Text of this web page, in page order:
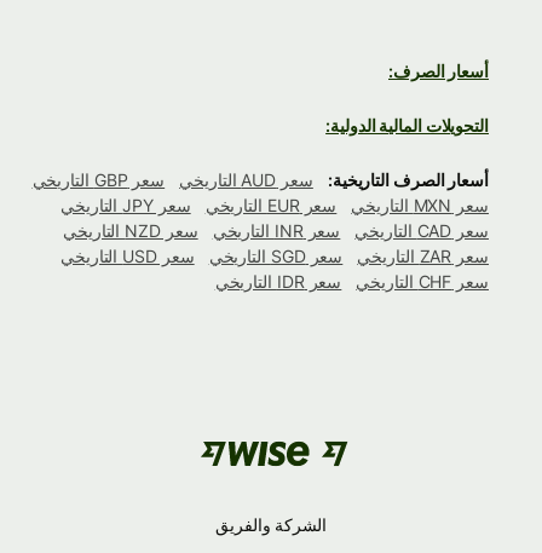
أسعار الصرف:
التحويلات المالية الدولية:
أسعار الصرف التاريخية: سعر AUD التاريخي
سعر GBP التاريخي
سعر MXN التاريخي
سعر EUR التاريخي
سعر JPY التاريخي
سعر CAD التاريخي
سعر INR التاريخي
سعر NZD التاريخي
سعر ZAR التاريخي
سعر SGD التاريخي
سعر USD التاريخي
سعر CHF التاريخي
سعر IDR التاريخي
الشركة والفريق